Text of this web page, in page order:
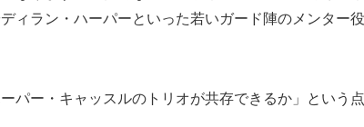
ィラン・ハーパーといった若いガード陣のメンター
パー・キャッスルのトリオが共存できるか」という